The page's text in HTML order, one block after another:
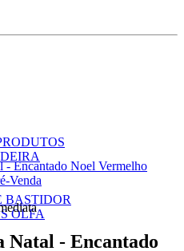
BASTIDOR
OLFA
- Encantado Noel Vermelho
Venda
Natal - Encantado